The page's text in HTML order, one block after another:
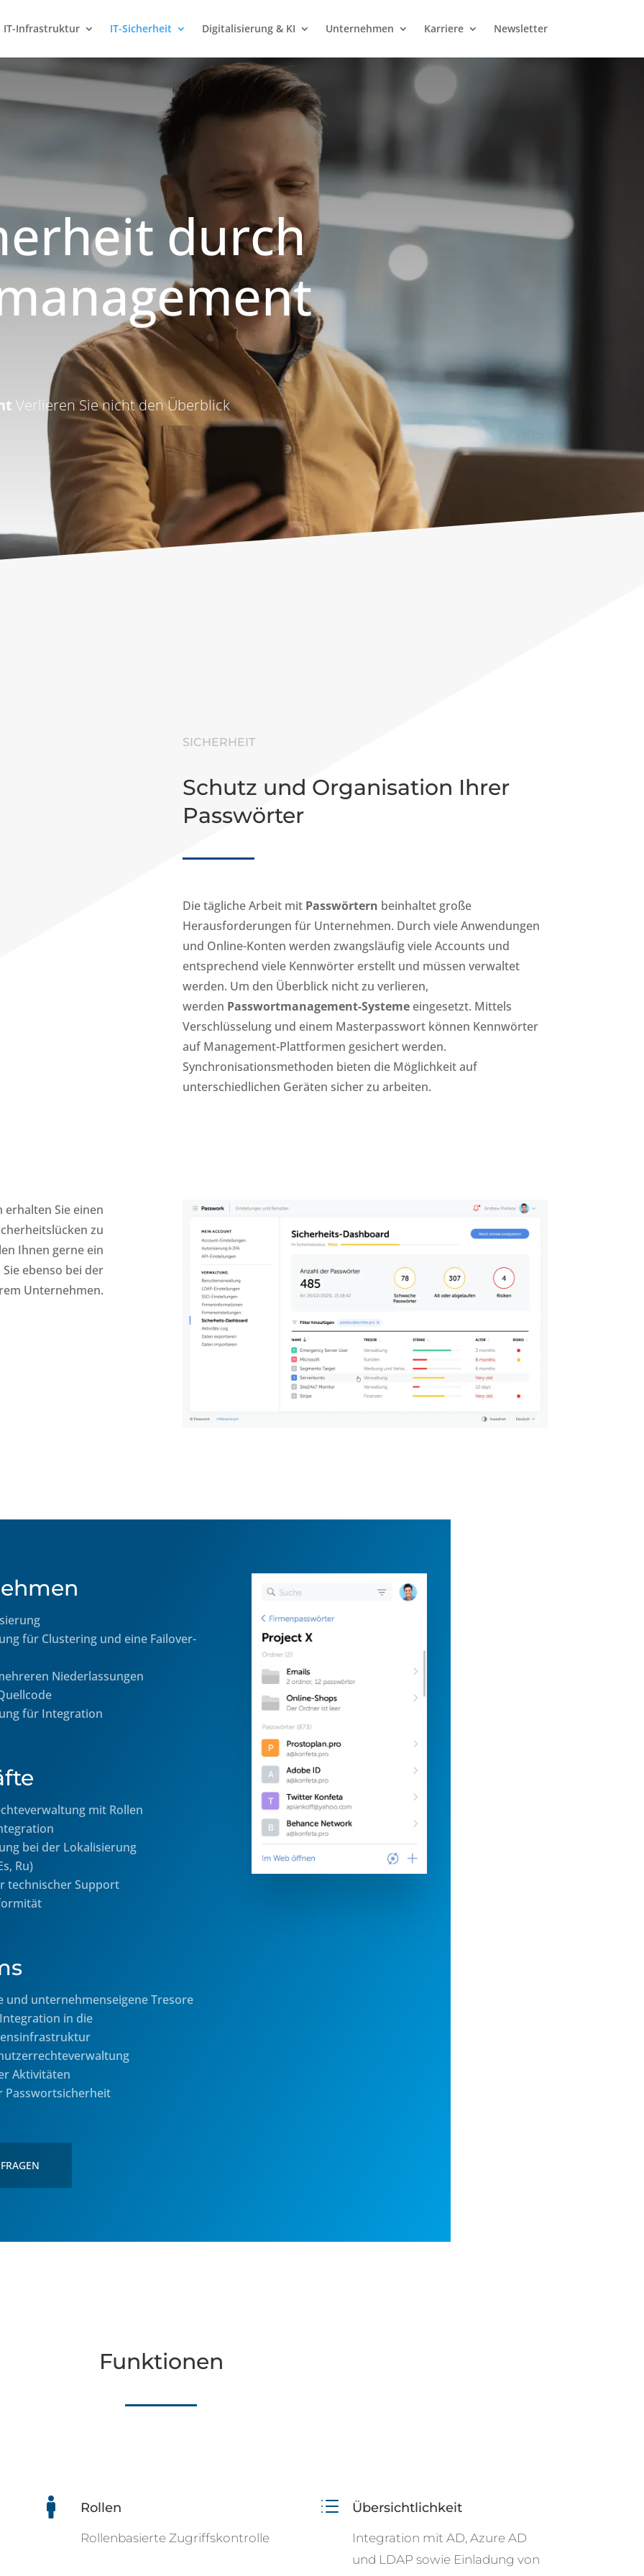
IT-Infrastruktur IT-Sicherheit Digitalisierung & KI Unternehmen Karriere Newsletter
durch
Verlieren Sie nicht den Überblick
SICHERHEIT
Schutz und Organisation Ihrer
Passwörter
Die tägliche Arbeit mit Passwörtern beinhaltet große
Herausforderungen für Unternehmen. Durch viele Anwendungen
und Online-Konten werden zwangsläufig viele Accounts und
entsprechend viele Kennwörter erstellt und müssen verwaltet
werden. Um den Überblick nicht zu verlieren,
werden Passwortmanagement-Systemeeingesetzt. Mittels
Verschlüsselung und einem Masterpasswort können Kennwörter
auf Management-Plattformen gesichert werden.
Synchronisationsmethoden bieten die Möglichkeit auf
unterschiedlichen Geräten sicher zu arbeiten.
Sie einen
zu
Ihnen gerne ein
ebenso bei der
Unternehmen.
für Clustering und eine Failover-
Niederlassungen
für Integration
mit Rollen
bei der Lokalisierung
Ru)
technischer Support
und unternehmenseigene Tresore
in die
Aktivitäten
Passwortsicherheit
Funktionen
 Rollen
Rollenbasierte Zugriffskontrolle
d Übersichtlichkeit
Integration mit AD, Azure AD
und LDAP sowie Einladung von